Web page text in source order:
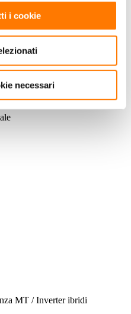
i cookie
necessari
MT / Inverter ibridi